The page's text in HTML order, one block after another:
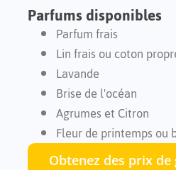
Parfums disponibles
Parfum frais
Lin frais ou coton
Lavande
Brise de l'océan
Agrumes et Citron
Fleur de printemps ou
Obtenez des prix de